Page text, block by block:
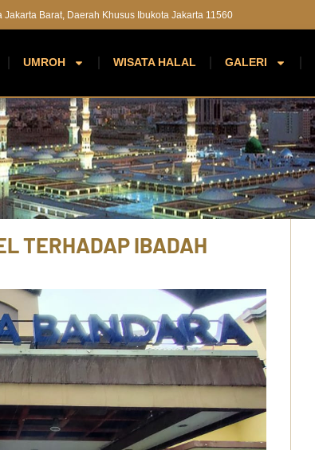
Barat, Daerah Khusus Ibukota Jakarta 11560
UMROH WISATA HALAL GALERI
dinah
TERHADAP IBADAH